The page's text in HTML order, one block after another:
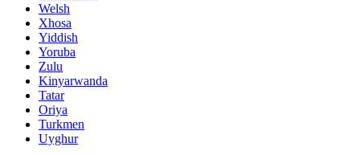
Welsh
Xhosa
Yiddish
Yoruba
Zulu
Kinyarwanda
Tatar
Oriya
Turkmen
Uyghur